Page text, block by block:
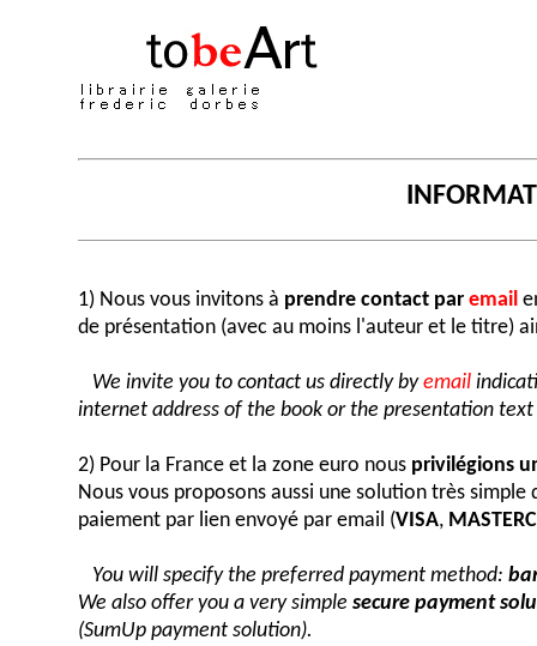
1) Nous vous invitons à prendre contact par email
de présentation (avec au moins l'auteur et le titre)
We invite you to contact us directly byemail
internet address of the book or the presentation
2) Pour la France et la zone euro nous privilégions
Nous vous proposons aussi une solution très simple
paiement par lien envoyé par email (VISA,
You will specify the preferred payment method:
We also offer you a very simple secure payment
(SumUp payment solution).